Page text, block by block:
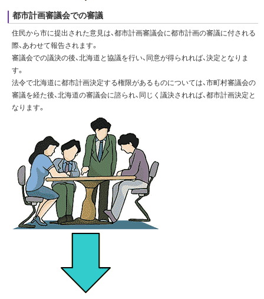
都市計画審議会での審議
住民から市に提出された意見は、都市計画審議会に都市計画の審議に付される
際、あわせて報告されます。
審議会での議決の後、北海道と協議を行い、同意が得られれば、決定となりま
す。
法令で北海道に都市計画決定する権限があるものについては、市町村審議会の
審議を経た後、北海道の審議会に諮られ、同じく議決されれば、都市計画決定と
なります。